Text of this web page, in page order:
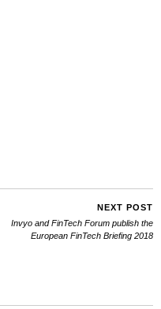
NEXT POST
Invyo and FinTech Forum publish the
European FinTech Briefing 2018